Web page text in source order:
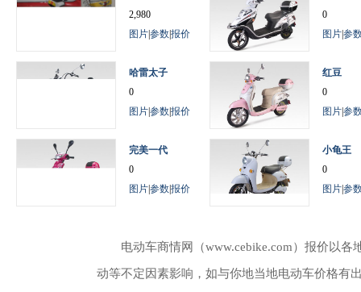
2,980
图片参数报价
0
图片参
哈雷太子
0
图片参数报价
红豆
0
图片参
完美一代
0
图片参数报价
小龟王
0
图片参
电动车商情网（www.cebike.com）报价以
动等不定因素影响，如与你地当地电动车价格有